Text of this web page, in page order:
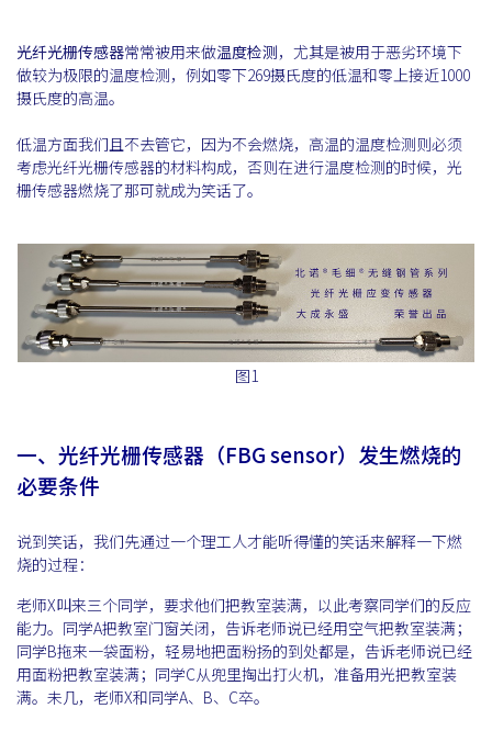
光纤光栅传感器常常被用来做温度检测，尤其是被用于恶劣环境下
做较为极限的温度检测，例如零下269摄氏度的低温和零上接近1000
摄氏度的高温。
低温方面我们且不去管它，因为不会燃烧，高温的温度检测则必须
考虑光纤光栅传感器的材料构成，否则在进行温度检测的时候，光
栅传感器燃烧了那可就成为笑话了。
图1
一、光纤光栅传感器（FBG sensor）发生燃烧的
必要条件
说到笑话，我们先通过一个理工人才能听得懂的笑话来解释一下燃
烧的过程：
老师X叫来三个同学，要求他们把教室装满，以此考察同学们的反应
能力。同学A把教室门窗关闭，告诉老师说已经用空气把教室装满；
同学B拖来一袋面粉，轻易地把面粉扬的到处都是，告诉老师说已经
用面粉把教室装满；同学C从兜里掏出打火机，准备用光把教室装
满。未几，老师X和同学A、B、C卒。